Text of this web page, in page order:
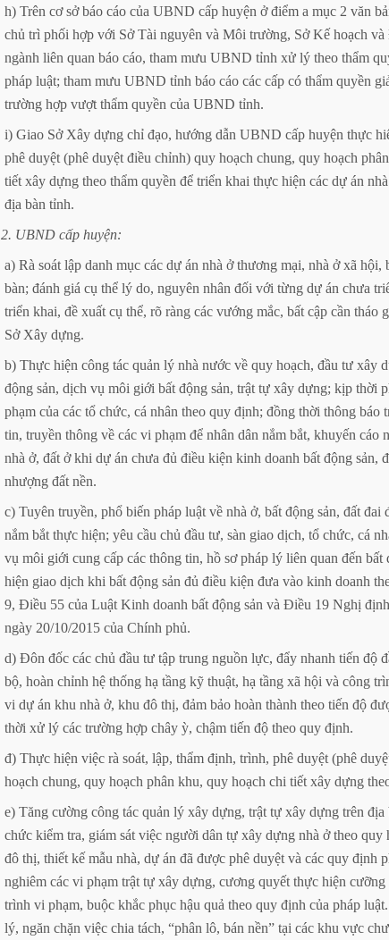
h) Trên cơ sở báo cáo của UBND cấp huyện ở điểm a mục 2 văn
chủ trì phối hợp với Sở Tài nguyên và Môi trường, Sở Kế hoạch và
ngành liên quan báo cáo, tham mưu UBND tỉnh xử lý theo thẩm
pháp luật; tham mưu UBND tỉnh báo cáo các cấp có thẩm quyền
trường hợp vượt thẩm quyền của UBND tỉnh.
i) Giao Sở Xây dựng chỉ đạo, hướng dẫn UBND cấp huyện thực
phê duyệt (phê duyệt điều chỉnh) quy hoạch chung, quy hoạch phân
tiết xây dựng theo thẩm quyền để triển khai thực hiện các dự án nhà
địa bàn tỉnh.
2. UBND cấp huyện:
a) Rà soát lập danh mục các dự án nhà ở thương mại, nhà ở xã hội,
bàn; đánh giá cụ thể lý do, nguyên nhân đối với từng dự án chưa
triển khai, đề xuất cụ thể, rõ ràng các vướng mắc, bất cập cần tháo
Sở Xây dựng.
b) Thực hiện công tác quản lý nhà nước về quy hoạch, đầu tư xây
động sản, dịch vụ môi giới bất động sản, trật tự xây dựng; kịp thời
phạm của các tổ chức, cá nhân theo quy định; đồng thời thông báo
tin, truyền thông về các vi phạm để nhân dân nắm bắt, khuyến cáo
nhà ở, đất ở khi dự án chưa đủ điều kiện kinh doanh bất động sản,
nhượng đất nền.
c) Tuyên truyền, phổ biến pháp luật về nhà ở, bất động sản, đất đai
nắm bắt thực hiện; yêu cầu chủ đầu tư, sàn giao dịch, tổ chức, cá
vụ môi giới cung cấp các thông tin, hồ sơ pháp lý liên quan đến bất
hiện giao dịch khi bất động sản đủ điều kiện đưa vào kinh doanh
9, Điều 55 của Luật Kinh doanh bất động sản và Điều 19 Nghị định
ngày 20/10/2015 của Chính phủ.
d) Đôn đốc các chủ đầu tư tập trung nguồn lực, đẩy nhanh tiến độ
bộ, hoàn chỉnh hệ thống hạ tầng kỹ thuật, hạ tầng xã hội và công
vi dự án khu nhà ở, khu đô thị, đảm bảo hoàn thành theo tiến độ
thời xử lý các trường hợp chây ỳ, chậm tiến độ theo quy định.
đ) Thực hiện việc rà soát, lập, thẩm định, trình, phê duyệt (phê
hoạch chung, quy hoạch phân khu, quy hoạch chi tiết xây dựng
e) Tăng cường công tác quản lý xây dựng, trật tự xây dựng trên địa
chức kiểm tra, giám sát việc người dân tự xây dựng nhà ở theo quy
đô thị, thiết kế mẫu nhà, dự án đã được phê duyệt và các quy định
nghiêm các vi phạm trật tự xây dựng, cương quyết thực hiện cưỡng
trình vi phạm, buộc khắc phục hậu quả theo quy định của pháp luật.
lý, ngăn chặn việc chia tách, “phân lô, bán nền” tại các khu vực